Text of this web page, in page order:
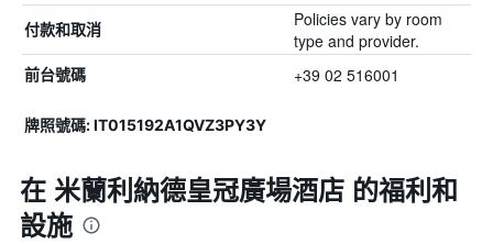
付款和取消
Policies vary by room
type and provider.
前台號碼 +39 02 516001
牌照號碼: IT015192A1QVZ3PY3Y
在 米蘭利納德皇冠廣場酒店 的福利和
設施